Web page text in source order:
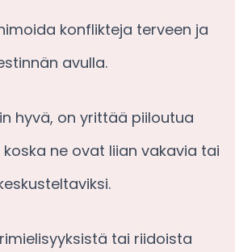
konflikteja terveen ja
avulla.
hyvä, on yrittää piiloutua
ne ovat liian vakavia tai
tai riidoista